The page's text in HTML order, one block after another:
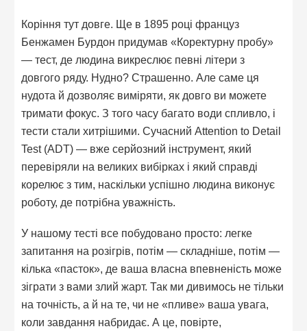
Коріння тут довге. Ще в 1895 році француз
Бенжамен Бурдон придумав «Коректурну пробу»
— тест, де людина викреслює певні літери з
довгого ряду. Нудно? Страшенно. Але саме ця
нудота й дозволяє виміряти, як довго ви можете
тримати фокус. З того часу багато води спливло, і
тести стали хитрішими. Сучасний Attention to Detail
Test (ADT) — вже серйозний інструмент, який
перевіряли на великих вибірках і який справді
корелює з тим, наскільки успішно людина виконує
роботу, де потрібна уважність.
У нашому тесті все побудовано просто: легке
запитання на розігрів, потім — складніше, потім —
кілька «пасток», де ваша власна впевненість може
зіграти з вами злий жарт. Так ми дивимось не тільки
на точність, а й на те, чи не «пливе» ваша увага,
коли завдання набридає. А це, повірте,